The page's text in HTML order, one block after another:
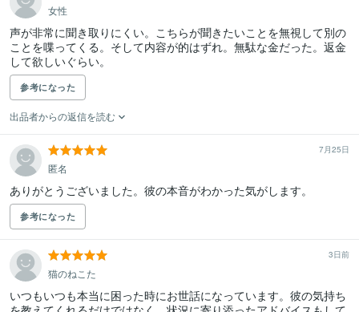
女性
声が非常に聞き取りにくい。こちらが聞きたいことを無視して別の
ことを喋ってくる。そして内容が的はずれ。無駄な金だった。返金
して欲しいぐらい。
参考になった
出品者からの返信を読む
7月25日
匿名
ありがとうございました。彼の本音がわかった気がします。
参考になった
3日前
猫のねこた
いつもいつも本当に困った時にお世話になっています。彼の気持ち